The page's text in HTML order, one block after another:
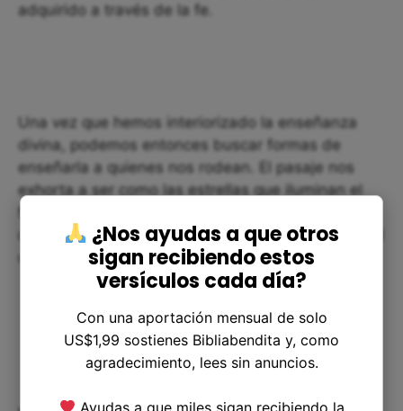
adquirido a través de la fe.
Una vez que hemos interiorizado la enseñanza
divina, podemos entonces buscar formas de
enseñarla a quienes nos rodean. El pasaje nos
exhorta a ser como las estrellas que iluminan el
deben iluminar y guiar a quienes buscan la verdad
¿Nos ayudas a que otros
sigan recibiendo estos
versículos cada día?
Con una aportación mensual de solo
US$1,99 sostienes Bibliabendita y, como
agradecimiento, lees sin anuncios.
Ayudas a que miles sigan recibiendo la